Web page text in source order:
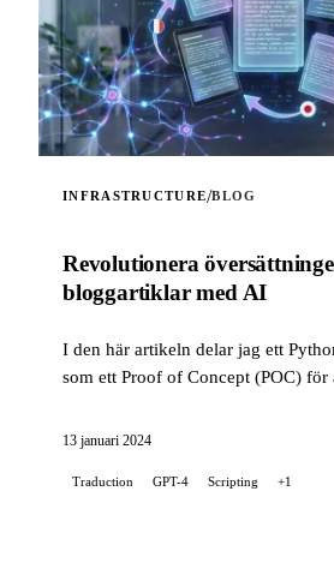
INFRASTRUCTURE/BLOG
Revolutionera
bloggartiklar med AI
I den här artikeln delar jag ett
som ett Proof of Concept (POC) för
13 januari 2024
Traduction GPT-4 Scripting +1